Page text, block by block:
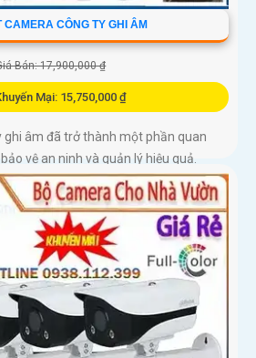
CÔNG TY GHI ÂM
Bán: 17,900,000 ₫
Mại: 15,750,000 ₫
ghi âm đã trở thành một phần quan
vệ an ninh và quản lý hiệu quả.
chỉ giúp giám sát toàn bộ hoạt động